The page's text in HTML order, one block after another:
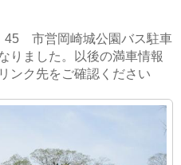
45 市営岡崎城公園バス駐車
りました。以後の満車情報
ンク先をご確認ください